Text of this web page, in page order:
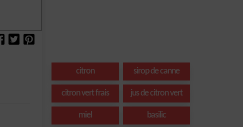
citron sirop de canne
citron vert frais jus de citron vert
miel basilic